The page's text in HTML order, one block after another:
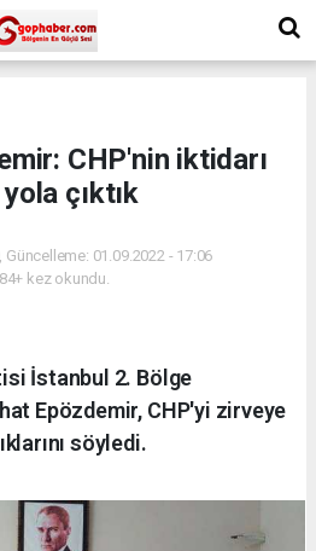
CHP'nin iktidarı
çıktık
Güncelleme: 01.09.2022 - 17:06
kez okundu.
İstanbul 2. Bölge
Epözdemir, CHP'yi zirveye
söyledi.